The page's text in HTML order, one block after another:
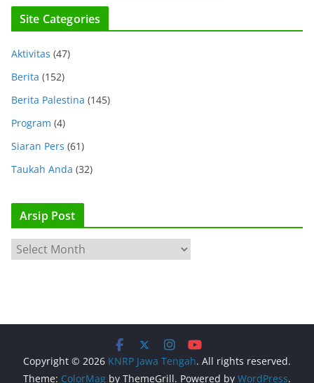
Site Categories
Aktivitas (47)
Berita (152)
Berita Palestina (145)
Program (4)
Siaran Pers (61)
Taukah Anda (32)
Arsip Post
Copyright © 2026 KNRP Jawa Tengah. All rights reserved.
Theme: ColorMag by ThemeGrill. Powered by WordPress.